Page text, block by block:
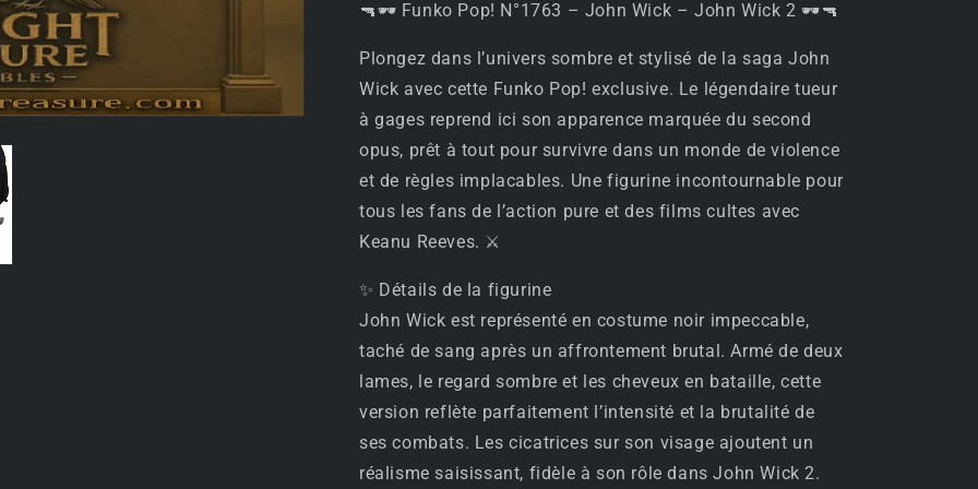
John
–
John
2
🕶
🔫
John
–
John
2
🕶
🔫
🔫🕶 Funko Pop! N°1763 – John Wick – John Wick 2 🕶🔫
Plongez dans l’univers sombre et stylisé de la saga John
Wick avec cette Funko Pop! exclusive. Le légendaire tueur
à gages reprend ici son apparence marquée du second
opus, prêt à tout pour survivre dans un monde de violence
et de règles implacables. Une figurine incontournable pour
tous les fans de l’action pure et des films cultes avec
Keanu Reeves. ⚔️
✨ Détails de la figurine
John Wick est représenté en costume noir impeccable,
taché de sang après un affrontement brutal. Armé de deux
lames, le regard sombre et les cheveux en bataille, cette
version reflète parfaitement l’intensité et la brutalité de
ses combats. Les cicatrices sur son visage ajoutent un
réalisme saisissant, fidèle à son rôle dans John Wick 2.